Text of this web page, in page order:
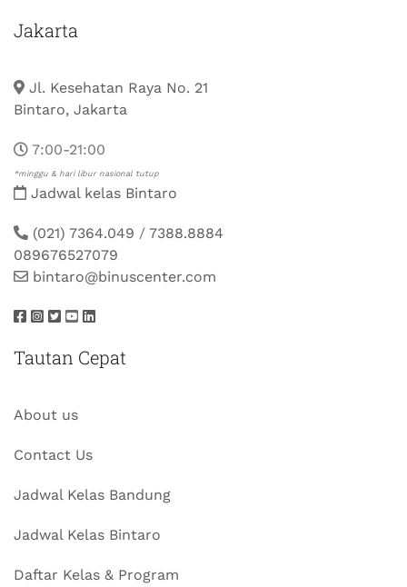
Jakarta
Jl. Kesehatan Raya No. 21
Bintaro, Jakarta
7:00-21:00
*minggu & hari libur nasional tutup
Jadwal kelas Bintaro
(021) 7364.049 / 7388.8884
089676527079
bintaro@binuscenter.com
Tautan Cepat
About us
Contact Us
Jadwal Kelas Bandung
Jadwal Kelas Bintaro
Daftar Kelas & Program